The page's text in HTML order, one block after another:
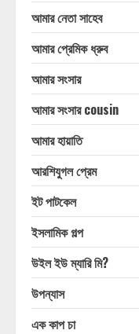
আমার নেতা সাহেব
আমার প্রেমিক ধ্রুব
আমার সংসার
আমার সংসার cousin
আমার হায়াতি
আরশিযুগল প্রেম
ইট পাটকেল
ইসলামিক গল্প
উইল ইউ ম্যারি মি?
উপন্যাস
এক কাপ চা